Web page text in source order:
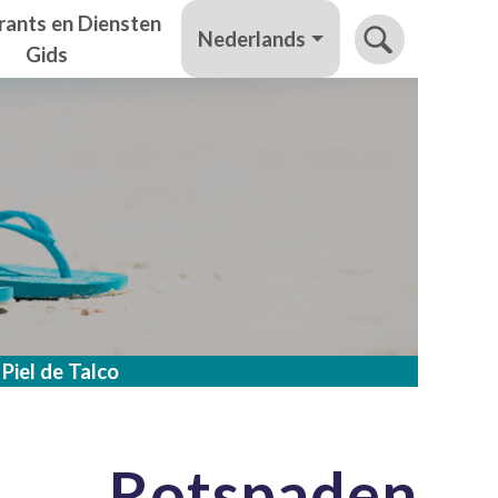
en Diensten
Gids
Nederlands
de Talco